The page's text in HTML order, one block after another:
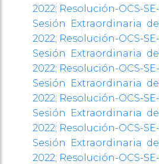
2022; Resolución-OCS-
Sesión Extraordinaria
2022; Resolución-OCS-
Sesión Extraordinaria
2022; Resolución-OCS-
Sesión Extraordinaria
2022; Resolución-OCS-
Sesión Extraordinaria
2022; Resolución-OCS-
Sesión Extraordinaria
2022; Resolución-OCS-